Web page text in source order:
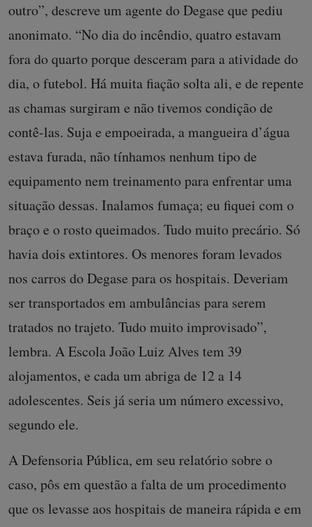
outro”, descreve um agente do Degase que pediu
anonimato. “No dia do incêndio, quatro estavam
fora do quarto porque desceram para a atividade do
dia, o futebol. Há muita fiação solta ali, e de repente
as chamas surgiram e não tivemos condição de
contê-las. Suja e empoeirada, a mangueira d’água
estava furada, não tínhamos nenhum tipo de
equipamento nem treinamento para enfrentar uma
situação dessas. Inalamos fumaça; eu fiquei com o
braço e o rosto queimados. Tudo muito precário. Só
havia dois extintores. Os menores foram levados
nos carros do Degase para os hospitais. Deveriam
ser transportados em ambulâncias para serem
tratados no trajeto. Tudo muito improvisado”,
lembra. A Escola João Luiz Alves tem 39
alojamentos, e cada um abriga de 12 a 14
adolescentes. Seis já seria um número excessivo,
segundo ele.
A Defensoria Pública, em seu relatório sobre o
caso, pôs em questão a falta de um procedimento
que os levasse aos hospitais de maneira rápida e em